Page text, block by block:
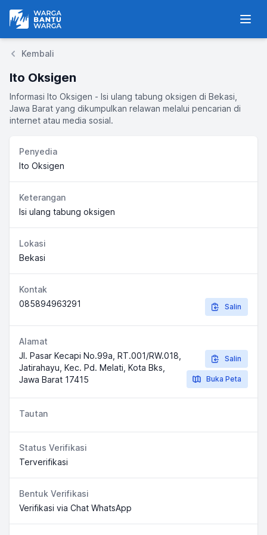
Warga Bantu Warga
Kembali
Ito Oksigen
Informasi Ito Oksigen - Isi ulang tabung oksigen di Bekasi,
Jawa Barat yang dikumpulkan relawan melalui pencarian di
internet atau media sosial.
Penyedia
Ito Oksigen
Keterangan
Isi ulang tabung oksigen
Lokasi
Bekasi
Kontak
085894963291
Salin
Alamat
Jl. Pasar Kecapi No.99a, RT.001/RW.018,
Jatirahayu, Kec. Pd. Melati, Kota Bks,
Jawa Barat 17415
Salin
Buka Peta
Tautan
Status Verifikasi
Terverifikasi
Bentuk Verifikasi
Verifikasi via Chat WhatsApp